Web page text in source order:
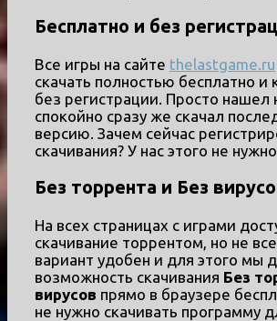
Бесплатно и без
Все игры на сайте thelastgame.ru
скачать полностью бесплатно и
без регистрации. Просто нашел
спокойно сразу же скачал
версию. Зачем сейчас
скачивания? У нас этого не
Без торрента и Без
На всех страницах с играми
скачивание торрентом, но не
вариант удобен и для этого мы
возможность скачивания Без
вирусов прямо в браузере
не нужно скачивать программу